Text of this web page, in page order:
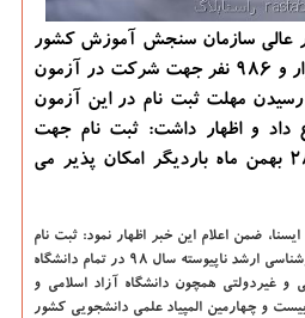
عالی سازمان سنجش آموزش كشور
با اشاره به ثبت نام ۳۱۳هزار و ۹۸۶ نفر جهت شركت در آزمون
رسیدن مهلت ثبت نام در این آزمون
اطلاع داد و اظهار داشت: ثبت نام جهت
شركت در این آزمون از ۲۸ بهمن ماه باردیگر امكان پذیر می
ضمن اعلام این خبر اظهار نمود: ثبت نام
در آزمون ورودی كارشناسی ارشد ناپیوسته سال ۹۸ در تمام دانشگاه
غیردولتی همچون دانشگاه آزاد اسلامی و
و چهارمین المپیاد علمی دانشجویی كشور